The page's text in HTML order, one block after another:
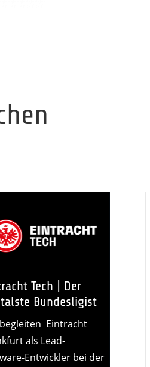
Tech | Der
Bundesligist
Eintracht
als Lead-
Entwickler bei der